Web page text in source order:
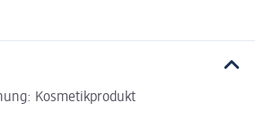
Kosmetikprodukt